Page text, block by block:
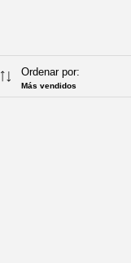
Ordenar por:
Más vendidos